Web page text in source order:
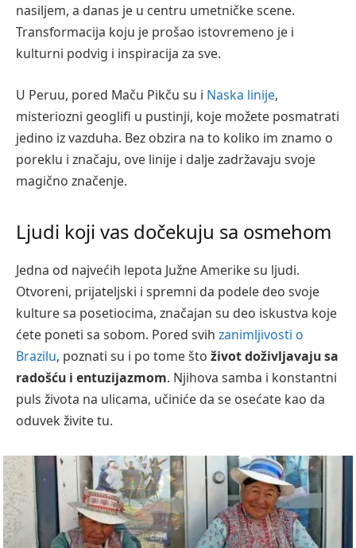
nasiljem, a danas je u centru umetničke scene.
Transformacija koju je prošao istovremeno je i
kulturni podvig i inspiracija za sve.
U Peruu, pored Maču Pikču su i Naska linije,
misteriozni geoglifi u pustinji, koje možete posmatrati
jedino iz vazduha. Bez obzira na to koliko im znamo o
poreklu i značaju, ove linije i dalje zadržavaju svoje
magično značenje.
Ljudi koji vas dočekuju sa osmehom
Jedna od najvećih lepota Južne Amerike su ljudi.
Otvoreni, prijateljski i spremni da podele deo svoje
kulture sa posetiocima, značajan su deo iskustva koje
ćete poneti sa sobom. Pored svih zanimljivosti o
Brazilu, poznati su i po tome što život doživljavaju sa
radošću i entuzijazmom. Njihova samba i konstantni
puls života na ulicama, učiniće da se osećate kao da
oduvek živite tu.